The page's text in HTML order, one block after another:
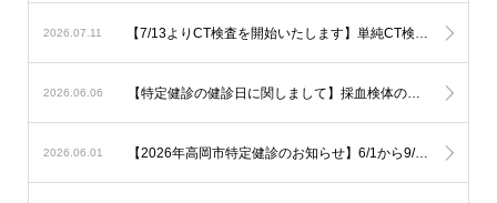
2026.07.11
2026.06.06 【特定健診の健診日に関しまして】採血検体の集配と保存の関係で、健診は月曜日から土曜日午前（土曜日午後、日曜日を除く）でお願いいたします。
2026.06.01 【2026年高岡市特定健診のお知らせ】6/1から9/30の期間で行われます。予約は不要ですので受診券をご持参の上直接ご受診下さい。可能なようでしたら食事を抜いての健診をお勧め致します。